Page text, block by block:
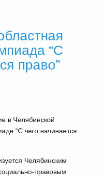
“С
право”
в Челябинской
“С чего начинается
Челябинским
правовым